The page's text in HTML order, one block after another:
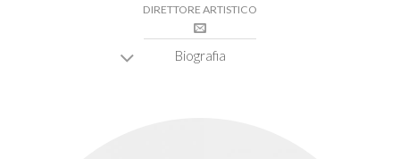
DIRETTORE ARTISTICO
Biografia